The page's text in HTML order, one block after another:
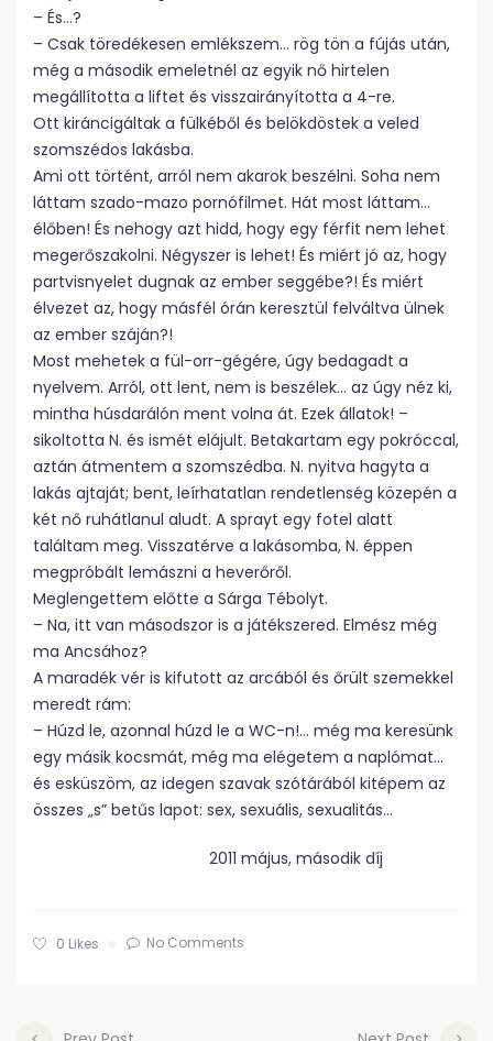
– És…?
– Csak töredékesen emlékszem… rög tön a fújás után,
még a második emeletnél az egyik nő hirtelen
megállította a liftet és visszairányította a 4-re.
Ott kiráncigáltak a fülkéből és belökdöstek a veled
szomszédos lakásba.
Ami ott történt, arról nem akarok beszélni. Soha nem
láttam szado-mazo pornófilmet. Hát most láttam…
élőben! És nehogy azt hidd, hogy egy férfit nem lehet
megerőszakolni. Négyszer is lehet! És miért jó az, hogy
partvisnyelet dugnak az ember seggébe?! És miért
élvezet az, hogy másfél órán keresztül felváltva ülnek
az ember száján?!
Most mehetek a fül-orr-gégére, úgy bedagadt a
nyelvem. Arról, ott lent, nem is beszélek… az úgy néz ki,
mintha húsdarálón ment volna át. Ezek állatok! –
sikoltotta N. és ismét elájult. Betakartam egy pokróccal,
aztán átmentem a szomszédba. N. nyitva hagyta a
lakás ajtaját; bent, leírhatatlan rendetlenség közepén a
két nő ruhátlanul aludt. A sprayt egy fotel alatt
találtam meg. Visszatérve a lakásomba, N. éppen
megpróbált lemászni a heverőről.
Meglengettem előtte a Sárga Tébolyt.
– Na, itt van másodszor is a játékszered. Elmész még
ma Ancsához?
A maradék vér is kifutott az arcából és őrült szemekkel
meredt rám:
– Húzd le, azonnal húzd le a WC-n!… még ma keresünk
egy másik kocsmát, még ma elégetem a naplómat…
és esküszöm, az idegen szavak szótárából kitépem az
összes „s” betűs lapot: sex, sexuális, sexualitás…
2011 május, második díj
0 Likes No Comments